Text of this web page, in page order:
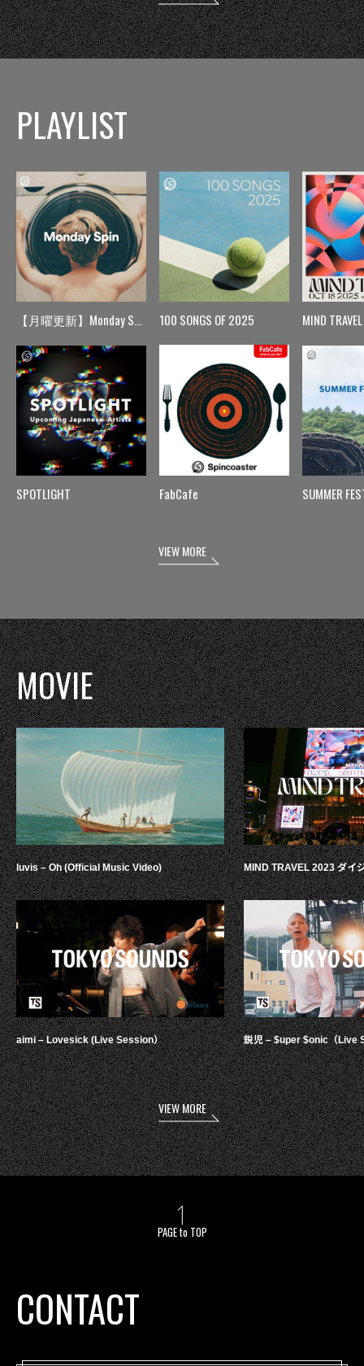
PLAYLIST
【月曜更新】Monday Spin
SPOTLIGHT
100 SONGS OF 2025
FabCafe
MIND TRAVEL
SUMMER
VIEW MORE
MOVIE
luvis – Oh (Official Music Video)
aimi – Lovesick (Live Session）
MIND TRAVEL 2023 ダイ
鋭児 – $uper $onic（Live
VIEW MORE
PAGE to TOP
CONTACT